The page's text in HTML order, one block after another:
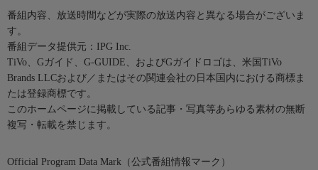
番組内容、放送時間などが実際の放送内容と異なる場合がございま
す。
番組データ提供元：IPG Inc.
TiVo、Gガイド、G-GUIDE、およびGガイドロゴは、米国TiVo
Brands LLCおよび／またはその関連会社の日本国内における商標ま
たは登録商標です。
このホームページに掲載している記事・写真等あらゆる素材の無断
複写・転載を禁じます。
Official Program Data Mark（公式番組情報マーク）